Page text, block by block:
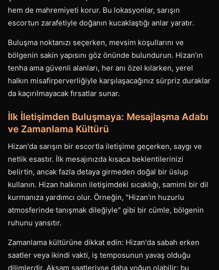
hem de mahremiyeti korur. Bu lokasyonlar, sarışın
escortun zarafetiyle doğanın kucaklaştığı anlar yaratır.
Buluşma noktanızı seçerken, mevsim koşullarını ve
bölgenin sakin yapısını göz önünde bulundurun. Hizan'ın
tenha ama güvenli alanları, her anı özel kılarken, yerel
halkın misafirperverliğiyle karşılaşacağınız sürpriz duraklar
da kaçırılmayacak fırsatlar sunar.
İlk İletişimden Buluşmaya: Mesajlaşma Adabı
ve Zamanlama Kültürü
Hizan'da sarışın bir escortla iletişime geçerken, saygı ve
netlik esastır. İlk mesajınızda kısaca beklentilerinizi
belirtin, ancak fazla detaya girmeden doğal bir üslup
kullanın. Hizan halkının iletişimdeki sıcaklığı, samimi bir dil
kurmanıza yardımcı olur. Örneğin, "Hizan'ın huzurlu
atmosferinde tanışmak dileğiyle" gibi bir cümle, bölgenin
ruhunu yansıtır.
Zamanlama kültürüne dikkat edin: Hizan'da sabah erken
saatler veya ikindi vakti, iş temposunun yavaş olduğu
dilimlerdir. Akşam saatleriyse daha yoğun olabilir; bu